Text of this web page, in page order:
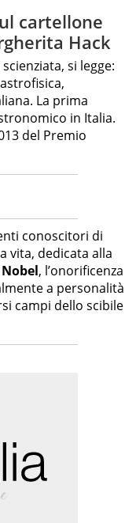
cartellone
Hack
si legge:
La prima
in Italia.
del Premio
conoscitori di
vita, dedicata alla
, l’onorificenza
a personalità
campi dello scibile